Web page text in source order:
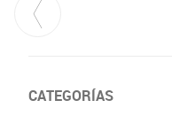
CATEGORÍAS